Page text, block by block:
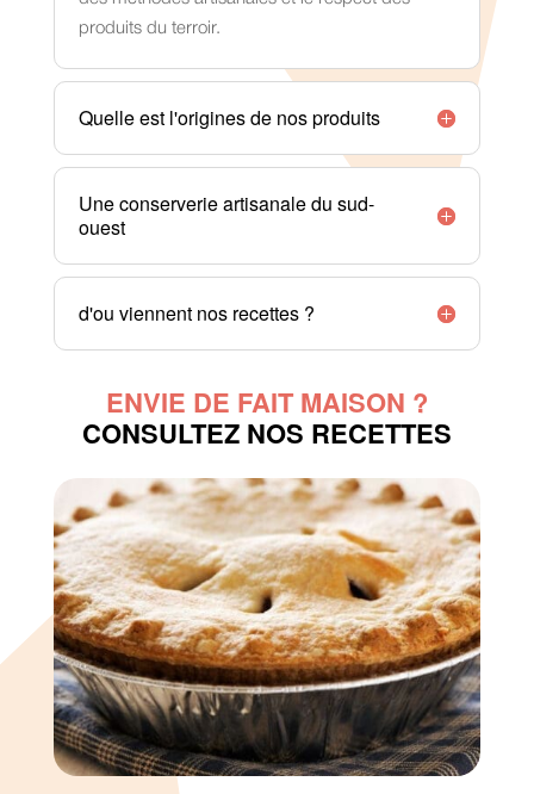
produits du terroir.
Quelle est l'origines de nos produits
Une conserverie artisanale du sud-
ouest
d'ou viennent nos recettes ?
ENVIE DE FAIT MAISON ?
CONSULTEZ NOS RECETTES